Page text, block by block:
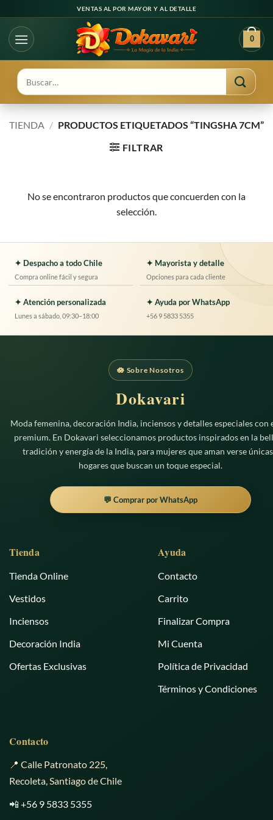
contenido
VENTAS AL POR MAYOR Y AL DETALLE
0
Buscar
por:
TIENDA / PRODUCTOS ETIQUETADOS “TINGSHA 7CM”
FILTRAR
No se encontraron productos que concuerden con la
selección.
✦ Despacho a todo Chile
Compra online fácil y segura
✦ Mayorista y detalle
Opciones para cada cliente
✦ Atención personalizada
Lunes a sábado, 09:30–18:00
✦ Ayuda por WhatsApp
+56 9 5833 5355
🪷 Sobre Nosotros
Dokavari
Moda femenina, decoración India, inciensos y detalles especiales con
premium. En Dokavari seleccionamos productos inspirados en la
tradición y energía de la India, para mujeres que aman verse
hogares que buscan un toque especial.
💬 Comprar por WhatsApp
Tienda
Tienda Online
Vestidos
Inciensos
Decoración India
Ofertas Exclusivas
Ayuda
Contacto
Carrito
Finalizar Compra
Mi Cuenta
Política de Privacidad
Términos y Condiciones
Contacto
📍 Calle Patronato 225,
Recoleta, Santiago de Chile
📲 +56 9 5833 5355